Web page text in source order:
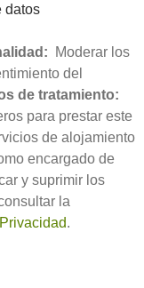
datos
Moderar los
del
de tratamiento:
para prestar este
de alojamiento
encargado de
y suprimir los
la
.